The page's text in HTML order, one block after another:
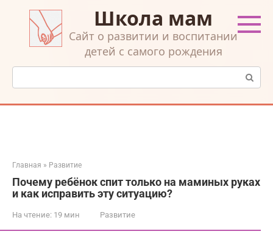
контенту
Школа мам
Cайт о развитии и воспитании
детей с самого рождения
Поиск:
Главная » Развитие
Почему ребёнок спит только на маминых руках
и как исправить эту ситуацию?
На чтение: 19 мин Развитие